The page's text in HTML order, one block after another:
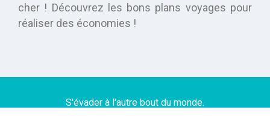
cher ! Découvrez les bons plans voyages pour
réaliser des économies !
S'évader à l'autre bout du monde.